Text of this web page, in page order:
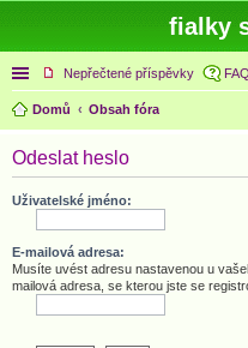
fialky
Rychlé odkazy
Nepřečtené příspěvky FAQ
Domů
Obsah fóra
Odeslat heslo
Uživatelské jméno:
E-mailová adresa:
Musíte uvést adresu nastavenou u
mailová adresa, se kterou jste se